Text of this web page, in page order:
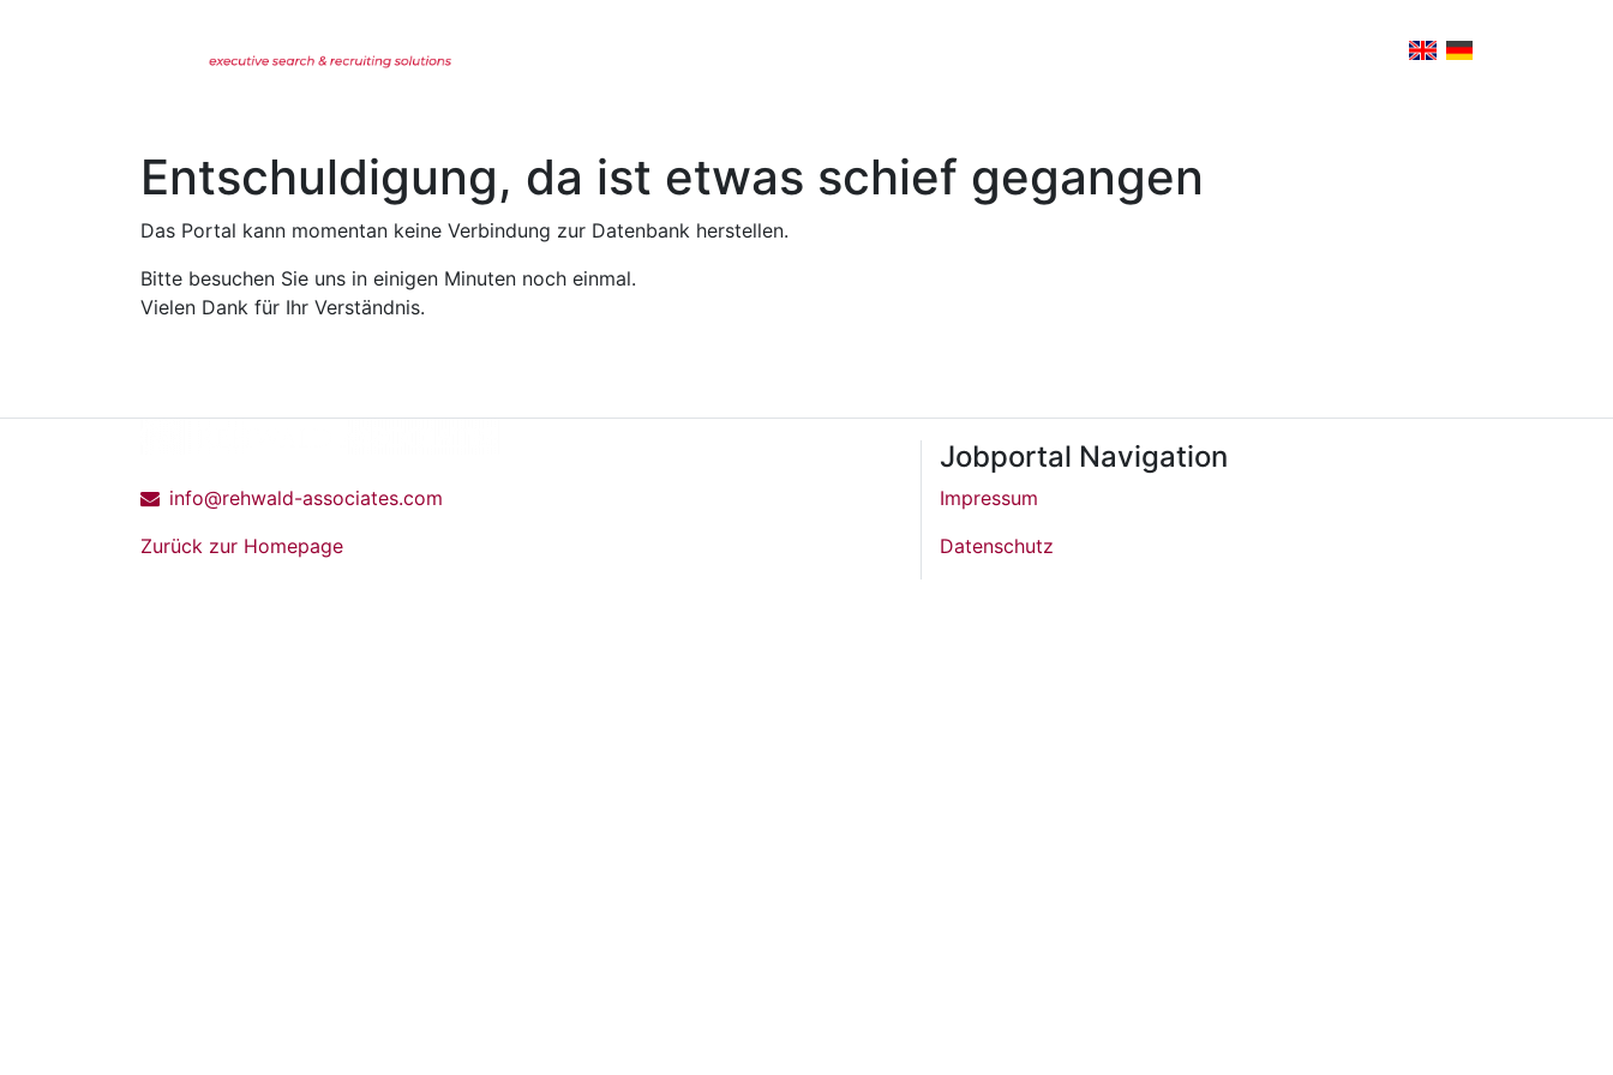
Entschuldigung, da ist etwas schief gegangen
Das Portal kann momentan keine Verbindung zur Datenbank herstellen.
Bitte besuchen Sie uns in einigen Minuten noch einmal.
Vielen Dank für Ihr Verständnis.
info@rehwald-associates.com
Zurück zur Homepage
Jobportal Navigation
Impressum
Datenschutz